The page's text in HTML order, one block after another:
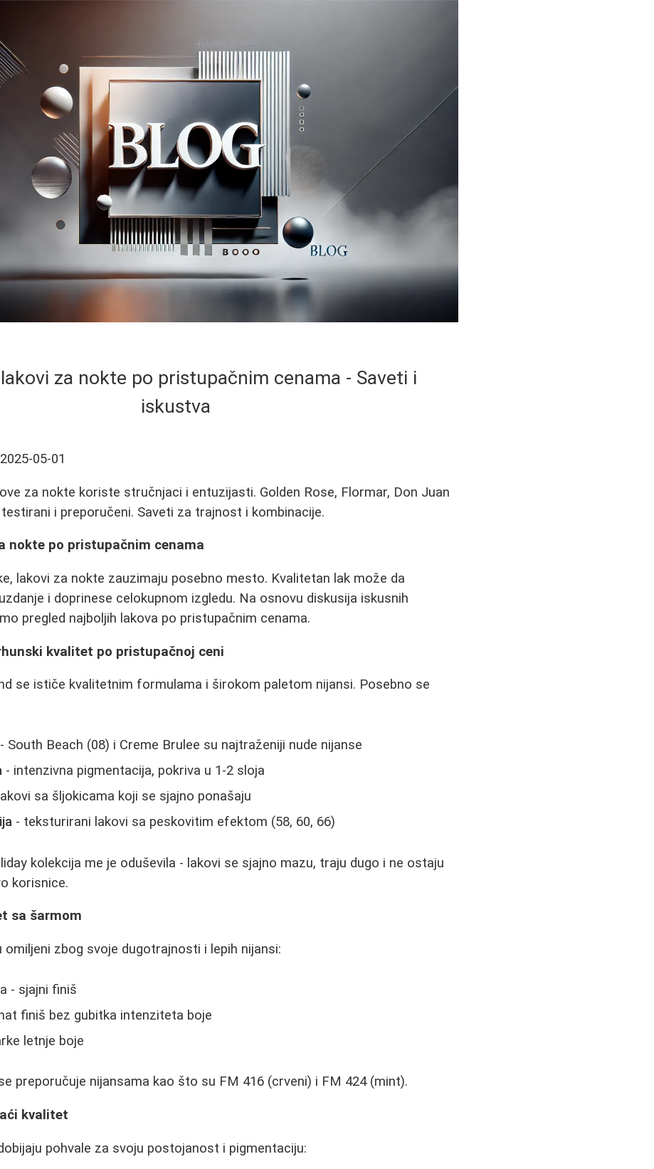
za nokte po pristupačnim cenama - Saveti i
iskustva
2025-05-01
za nokte koriste stručnjaci i entuzijasti. Golden Rose, Flormar, Don Juan
i preporučeni. Saveti za trajnost i kombinacije.
nokte po pristupačnim cenama
lakovi za nokte zauzimaju posebno mesto. Kvalitetan lak može da
i doprinese celokupnom izgledu. Na osnovu diskusija iskusnih
pregled najboljih lakova po pristupačnim cenama.
kvalitet po pristupačnoj ceni
se ističe kvalitetnim formulama i širokom paletom nijansi. Posebno se
- South Beach (08) i Creme Brulee su najtraženiji nude nijanse
- intenzivna pigmentacija, pokriva u 1-2 sloja
sa šljokicama koji se sjajno ponašaju
- teksturirani lakovi sa peskovitim efektom (58, 60, 66)
kolekcija me je oduševila - lakovi se sjajno mazu, traju dugo i ne ostaju
korisnice.
sa šarmom
omiljeni zbog svoje dugotrajnosti i lepih nijansi:
- sjajni finiš
finiš bez gubitka intenziteta boje
letnje boje
preporučuje nijansama kao što su FM 416 (crveni) i FM 424 (mint).
kvalitet
pohvale za svoju postojanost i pigmentaciju: